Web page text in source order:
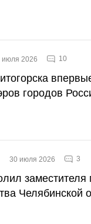
июля 2026 10
городов
30 июля 2026 3
заместителя
Челябинской